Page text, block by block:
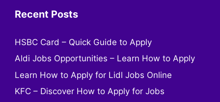
Recent Posts
HSBC Card – Quick Guide to Apply
Aldi Jobs Opportunities – Learn How to Apply
Learn How to Apply for Lidl Jobs Online
KFC – Discover How to Apply for Jobs